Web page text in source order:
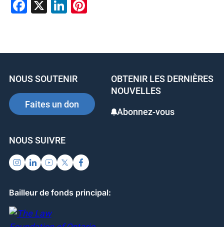
F
e
o
o
k
X
Li
e
n
e
NOUS SOUTENIR
Faites un don
OBTENIR LES DERNIÈRES
NOUVELLES
Abonnez-vous
NOUS SUIVRE
Bailleur de fonds principal: